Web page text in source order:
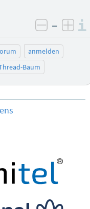
negativ
–
anmelden
Baum